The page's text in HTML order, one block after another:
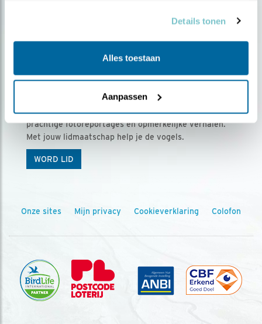
Details tonen
Alles toestaan
Aanpassen
Ontvang 5 x Vogels voor € 36,00 per jaar
Vogels is het tijdschrift voor onze leden, met
prachtige fotoreportages en opmerkelijke verhalen.
Met jouw lidmaatschap help je de vogels.
WORD LID
Onze sites Mijn privacy Cookieverklaring Colofon